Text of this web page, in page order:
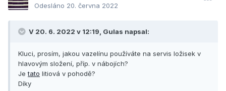
Odesláno 20. června 2022
V 20. 6. 2022 v 12:19, Gulas napsal:
Kluci, prosím, jakou vazelínu používáte na servis ložisek v
hlavovým složení, příp. v nábojích?
Jetato litiová v pohodě?
Díky